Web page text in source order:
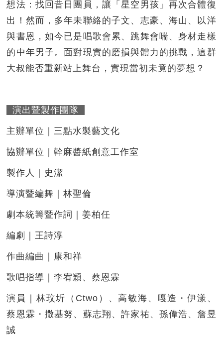
想法：找回昔日團員，讓「星空男孩」再次合體復
出！然而，多年未聯絡的子文、志豪、海山、以洋
與書恩，如今已是唱歌會累、跳舞會喘、身材走樣
的中年男子。面對現實的磨損與體力的挑戰，這群
大叔能否重新站上舞台，實現當初未竟的夢想？
演出暨製作團隊
主辦單位｜三點水製藝文化
協辦單位｜幹麻醬紙創意工作室
製作人｜史潔
導演暨編舞｜林聖倫
劇本統籌暨作詞｜姜柏任
編劇｜王詩淳
作曲編曲｜康和祥
歌唱指導｜李宥穎、蔡恩霖
演員｜林玟圻（Ctwo）、高敏海、嘎造・伊漾、
蔡恩霖・撒基努、蘇志翔、許家祐、孫偉浩、詹昱
誠